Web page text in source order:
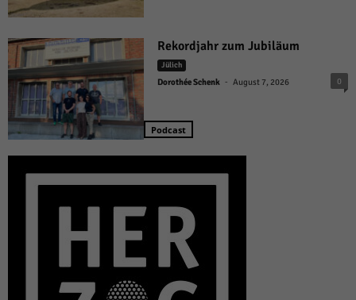
Rekordjahr zum Jubiläum
Jülich
Dorothée Schenk - August 7, 2026 0
Podcast